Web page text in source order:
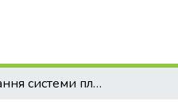
Формування системи планових показників діяльності підприємства на засадах процесно-орієнтованого підходу